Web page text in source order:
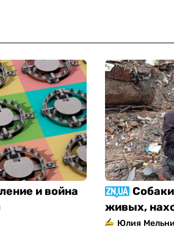
и война
живых,
Юлия